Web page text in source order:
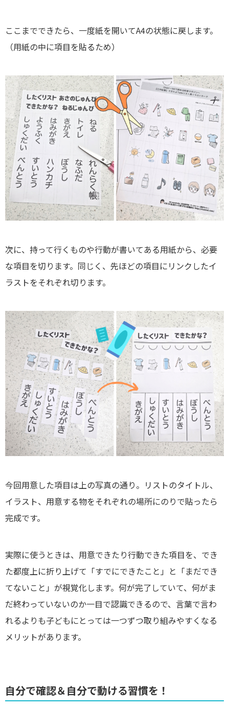
ここまでできたら、一度紙を開いてA4の状態に戻します。
（用紙の中に項目を貼るため）
次に、持って行くものや行動が書いてある用紙から、必要
な項目を切ります。同じく、先ほどの項目にリンクしたイ
ラストをそれぞれ切ります。
今回用意した項目は上の写真の通り。リストのタイトル、
イラスト、用意する物をそれぞれの場所にのりで貼ったら
完成です。
実際に使うときは、用意できたり行動できた項目を、でき
た都度上に折り上げて「すでにできたこと」と「まだでき
てないこと」が視覚化します。何が完了していて、何がま
だ終わっていないのか一目で認識できるので、言葉で言わ
れるよりも子どもにとっては一つずつ取り組みやすくなる
メリットがあります。
自分で確認＆自分で動ける習慣を！